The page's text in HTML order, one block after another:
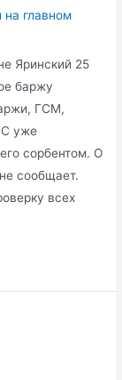
на главном
Яринский 25
баржу
ГСМ,
уже
сорбентом. О
сообщает.
всех